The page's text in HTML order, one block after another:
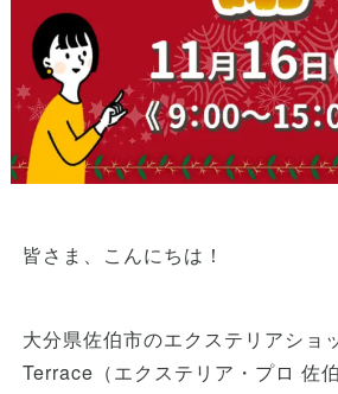
皆さま、こんにちは！
大分県佐伯市のエクステリアショ
Terrace（エクステリア・プロ 佐